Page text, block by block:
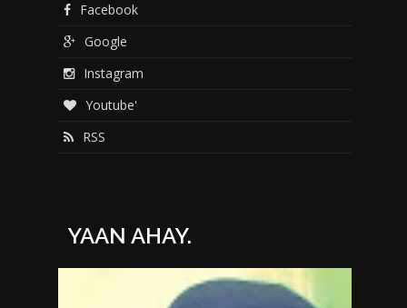
Facebook
Google
Instagram
Youtube'
RSS
YAAN AHAY.